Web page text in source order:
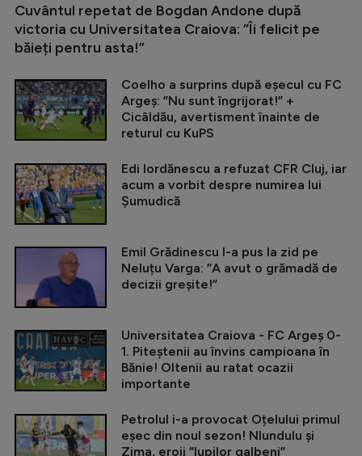
Cuvântul repetat de Bogdan Andone după
victoria cu Universitatea Craiova: ”Îi felicit pe
băieți pentru asta!”
Coelho a surprins după eșecul cu FC
Argeș: ”Nu sunt îngrijorat!” +
Cicâldău, avertisment înainte de
returul cu KuPS
Edi Iordănescu a refuzat CFR Cluj, iar
acum a vorbit despre numirea lui
Șumudică
Emil Grădinescu l-a pus la zid pe
Neluțu Varga: ”A avut o grămadă de
decizii greșite!”
Universitatea Craiova - FC Argeș 0-
1. Piteștenii au învins campioana în
Bănie! Oltenii au ratat ocazii
importante
Petrolul i-a provocat Oțelului primul
eșec din noul sezon! Nlundulu și
Zima, eroii ”lupilor galbeni”